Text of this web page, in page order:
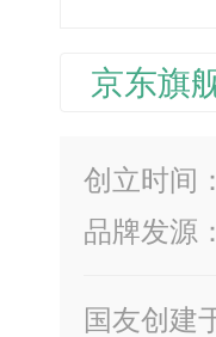
京东旗
创立时间
品牌发源
国友创建